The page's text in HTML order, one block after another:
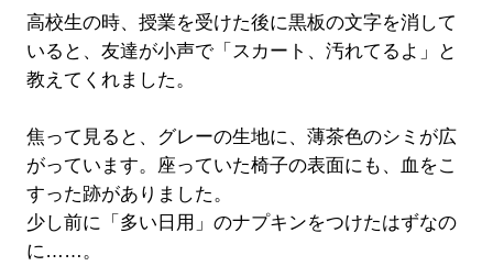
高校生の時、授業を受けた後に黒板の文字を消して
いると、友達が小声で「スカート、汚れてるよ」と
教えてくれました。
焦って見ると、グレーの生地に、薄茶色のシミが広
がっています。座っていた椅子の表面にも、血をこ
すった跡がありました。
少し前に「多い日用」のナプキンをつけたはずなの
に……。